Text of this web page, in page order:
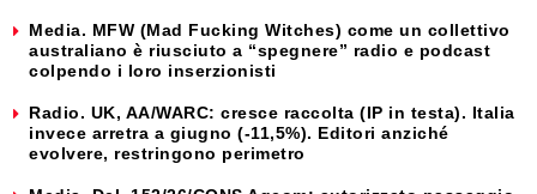
Media. MFW (Mad Fucking Witches) come un collettivo
australiano è riusciuto a “spegnere” radio e podcast
colpendo i loro inserzionisti
Radio. UK, AA/WARC: cresce raccolta (IP in testa). Italia
invece arretra a giugno (-11,5%). Editori anziché
evolvere, restringono perimetro